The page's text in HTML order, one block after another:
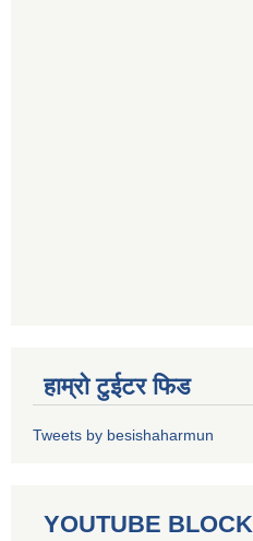
हाम्रो टुईटर फिड
Tweets by besishaharmun
YOUTUBE BLOCK